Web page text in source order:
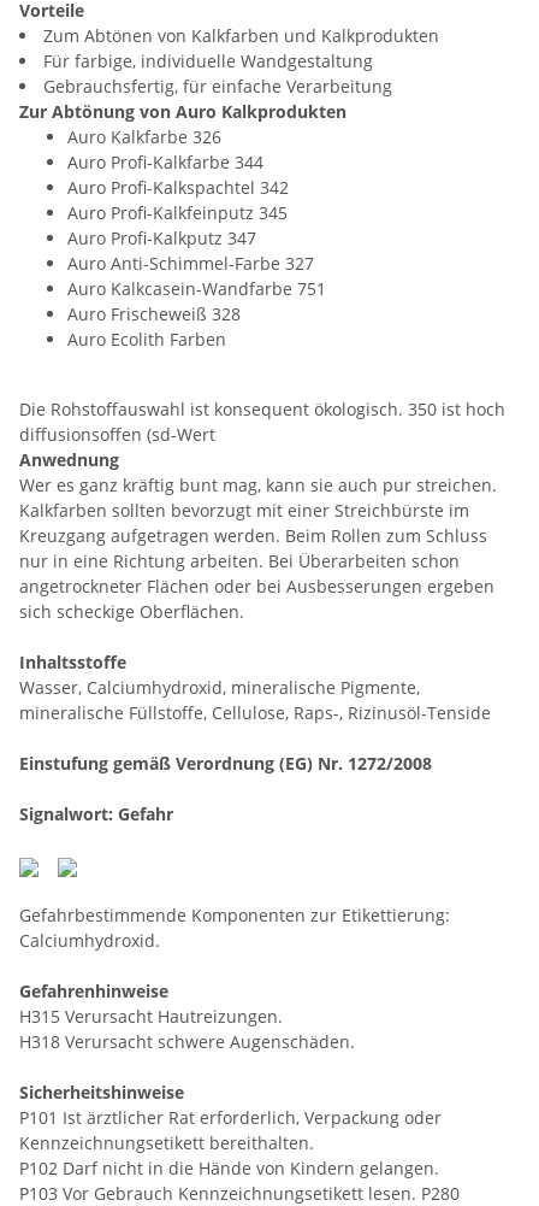
Vorteile
Zum Abtönen von Kalkfarben und Kalkprodukten
Für farbige, individuelle Wandgestaltung
Gebrauchsfertig, für einfache Verarbeitung
Zur Abtönung von Auro Kalkprodukten
Auro Kalkfarbe 326
Auro Profi-Kalkfarbe 344
Auro Profi-Kalkspachtel 342
Auro Profi-Kalkfeinputz 345
Auro Profi-Kalkputz 347
Auro Anti-Schimmel-Farbe 327
Auro Kalkcasein-Wandfarbe 751
Auro Frischeweiß 328
Auro Ecolith Farben
Die Rohstoffauswahl ist konsequent ökologisch. 350 ist hoch
diffusionsoffen (sd-Wert
Anwednung
Wer es ganz kräftig bunt mag, kann sie auch pur streichen.
Kalkfarben sollten bevorzugt mit einer Streichbürste im
Kreuzgang aufgetragen werden. Beim Rollen zum Schluss
nur in eine Richtung arbeiten. Bei Überarbeiten schon
angetrockneter Flächen oder bei Ausbesserungen ergeben
sich scheckige Oberflächen.
Inhaltsstoffe
Wasser, Calciumhydroxid, mineralische Pigmente,
mineralische Füllstoffe, Cellulose, Raps-, Rizinusöl-Tenside
Einstufung gemäß Verordnung (EG) Nr. 1272/2008
Signalwort: Gefahr
Gefahrbestimmende Komponenten zur Etikettierung:
Calciumhydroxid.
Gefahrenhinweise
H315 Verursacht Hautreizungen.
H318 Verursacht schwere Augenschäden.
Sicherheitshinweise
P101 Ist ärztlicher Rat erforderlich, Verpackung oder
Kennzeichnungsetikett bereithalten.
P102 Darf nicht in die Hände von Kindern gelangen.
P103 Vor Gebrauch Kennzeichnungsetikett lesen. P280